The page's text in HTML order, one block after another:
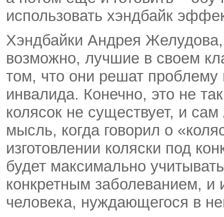
использовать хэндбайк
Хэндбайки Андрея
возможно, лучшие в своем
том, что они решат
инвалида. Конечно, это не
колясок не существует, и
мысль, когда говорил о
изготовлении коляски под
будет максимально
конкретным заболеванием, и
человека, нуждающегося в